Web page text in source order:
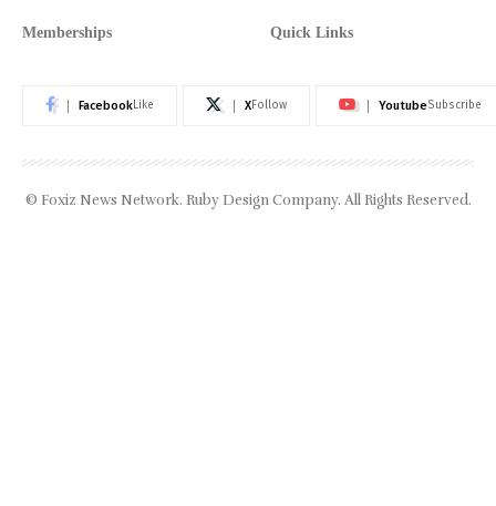
Memberships Quick Links
FacebookLike XFollow YoutubeSubscribe
© Foxiz News Network. Ruby Design Company. All Rights Reserved.